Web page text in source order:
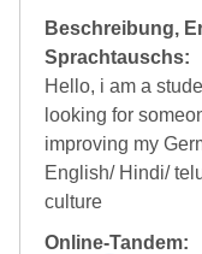
Beschreibung,
Sprachtauschs:
Hello, i am a
looking for
improving my
English/ Hindi/
culture
Online-Tandem: